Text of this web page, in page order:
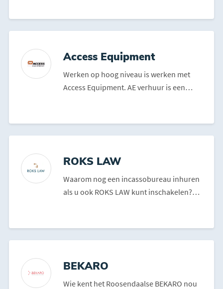
Access Equipment
Werken op hoog niveau is werken met
Access Equipment. AE verhuur is een
ROKS LAW
Waarom nog een incassobureau inhuren
als u ook ROKS LAW kunt inschakelen?
BEKARO
Wie kent het Roosendaalse BEKARO nou